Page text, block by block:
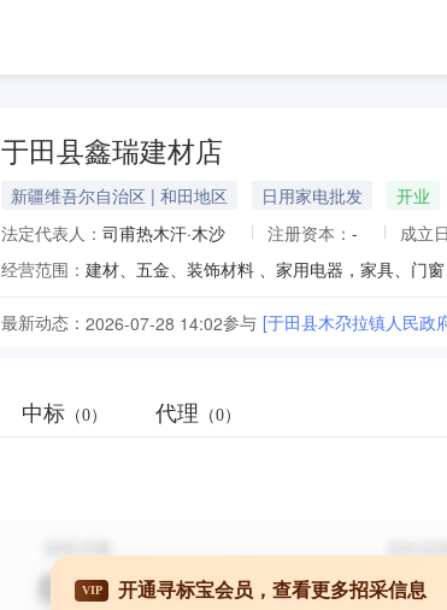
于田县鑫瑞建材店
新疆维吾尔自治区 | 和田地区 日用家电批发
开业
法定代表人： 司甫热木汗·木沙 注册资本： - 成立
经营范围： 建材、五金、装饰材料 、家用电器，家具、门
最新动态： 2026-07-28 14:02参与 [于田县木尕拉镇人民政
中标 （0） 代理 （0）
VIP 开通寻标宝会员，查看更多招采信息